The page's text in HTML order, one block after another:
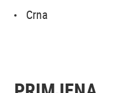
Crna